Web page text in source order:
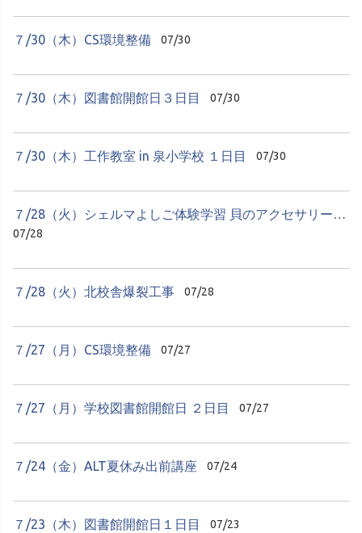
７/30（木）CS環境整備 07/30
７/30（木）図書館開館日３日目 07/30
７/30（木）工作教室 in 泉小学校 １日目 07/30
７/28（火）シェルマよしご体験学習 貝のアクセサリーづくり
07/28
７/28（火）北校舎爆裂工事 07/28
７/27（月）CS環境整備 07/27
７/27（月）学校図書館開館日 ２日目 07/27
７/24（金）ALT夏休み出前講座 07/24
７/23（木）図書館開館日１日目 07/23